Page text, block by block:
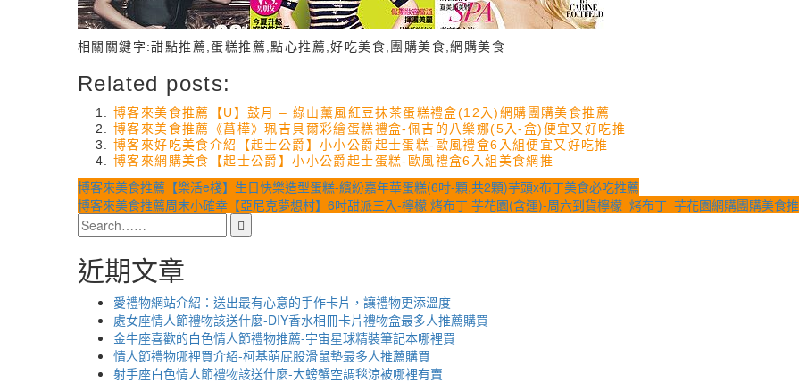
相關關鍵字:甜點推薦,蛋糕推薦,點心推薦,好吃美食,團購美食,網購美食
Related posts:
博客來美食推薦【U】鼓月 – 綠山薰風紅豆抹茶蛋糕禮盒(12入)網購團購美食推薦
博客來美食推薦《菖樺》珮吉貝爾彩繪蛋糕禮盒-佩吉的八樂娜(5入-盒)便宜又好吃推
博客來好吃美食介紹【起士公爵】小小公爵起士蛋糕-歐風禮盒6入組便宜又好吃推
博客來網購美食【起士公爵】小小公爵起士蛋糕-歐風禮盒6入組美食網推
文
章
導
覽
博客來美食推薦【樂活e棧】生日快樂造型蛋糕-繽紛嘉年華蛋糕(6吋-顆,共2顆)芋頭x布丁美食必吃推薦
博客來美食推薦周末小確幸【亞尼克夢想村】6吋甜派三入-檸檬 烤布丁 芋花園(含運)-周六到貨檸檬_烤布丁_芋花園網購團購美食推
近期文章
愛禮物網站介紹：送出最有心意的手作卡片，讓禮物更添溫度
處女座情人節禮物該送什麼-DIY香水相冊卡片禮物盒最多人推薦購買
金牛座喜歡的白色情人節禮物推薦-宇宙星球精裝筆記本哪裡買
情人節禮物哪裡買介紹-柯基萌屁股滑鼠墊最多人推薦購買
射手座白色情人節禮物該送什麼-大螃蟹空調毯涼被哪裡有賣